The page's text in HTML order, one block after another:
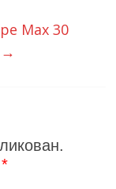
Max 30
→
*